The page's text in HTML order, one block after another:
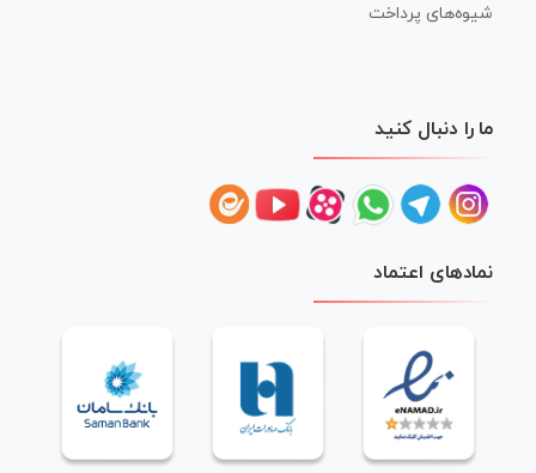
شیوه‌های پرداخت
ما را دنبال کنید
نمادهای اعتماد